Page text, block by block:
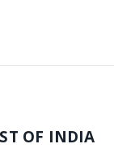
OF INDIA